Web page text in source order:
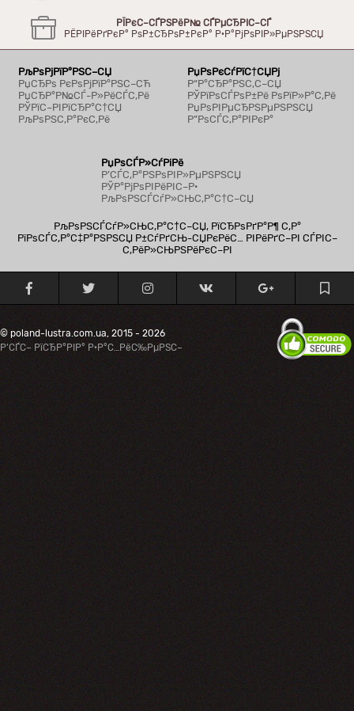
РЇРєС–СЃРЅРёР№ СЃРµСЂРІС–СЃ
РЁРІРёРґРєР° РѕР±СЂРѕР±РєР° Р·Р°РјРѕРІР»РµРЅРЅСЏ
РљРѕРјРїР°РЅС–СЏ
РџСЂРѕ РєРѕРјРїР°РЅС–СЋ
РџСЂР°Р№СЃ-Р»РёСЃС‚Рё
РЎРїС–РІРїСЂР°С†СЏ
РљРѕРЅС‚Р°РєС‚Рё
РџРѕРєСѓРїС†СЏРј
Р“Р°СЂР°РЅС‚С–СЏ
РЎРїРѕСЃРѕР±Рё РѕРїР»Р°С‚Рё
РџРѕРІРµСЂРЅРµРЅРЅСЏ
Р”РѕСЃС‚Р°РІРєР°
РџРѕСЃР»СѓРіРё
Р’СЃС‚Р°РЅРѕРІР»РµРЅРЅСЏ
РЎР°РјРѕРІРёРІС–Р·
РљРѕРЅСЃСѓР»СЊС‚Р°С†С–СЏ
РљРѕРЅСЃСѓР»СЊС‚Р°С†С–СЏ, РїСЂРѕРґР°Р¶ С‚Р°
РїРѕСЃС‚Р°С‡Р°РЅРЅСЏ Р±СѓРґСЊ-СЏРєРёС… РІРёРґС–РІ СЃРІС–
С‚РёР»СЊРЅРёРєС–РІ
© poland-lustra.com.ua, 2015 - 2026
Р’СЃС– РїСЂР°РІР° Р·Р°С…РёС‰РµРЅС–